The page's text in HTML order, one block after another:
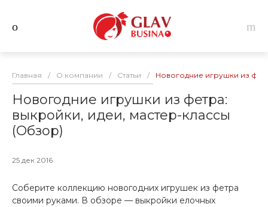
Главная / О компании / Статьи / Новогодние игрушки из
Новогодние игрушки из фетра:
выкройки, идеи, мастер-классы
(Обзор)
25 дек 2016
Соберите коллекцию новогодних игрушек из фетра
своими руками. В обзоре — выкройки елочных